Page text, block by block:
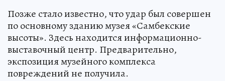
Позже стало известно, что удар был совершен
по основному зданию музея «Самбекские
высоты». Здесь находится информационно-
выставочный центр. Предварительно,
экспозиция музейного комплекса
повреждений не получила.